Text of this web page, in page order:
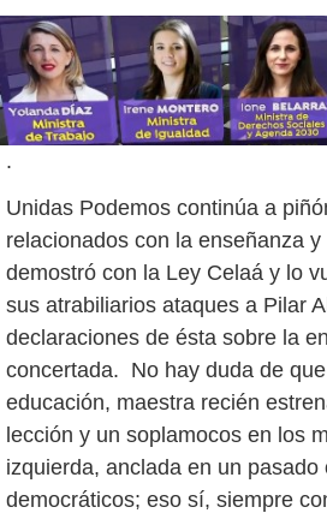
.
Unidas Podemos continúa a
relacionados con la enseñanza
demostró con la Ley Celaá y lo
sus atrabiliarios ataques a Pilar
declaraciones de ésta sobre la
concertada. No hay duda de
educación, maestra recién
lección y un soplamocos en los
izquierda, anclada en un
democráticos; eso sí, siempre